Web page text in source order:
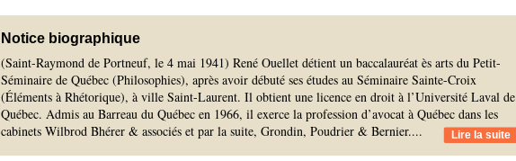
Notice biographique
(Saint-Raymond de Portneuf, le 4 mai 1941) René Ouellet détient un baccalauréat ès arts du Petit-
Séminaire de Québec (Philosophies), après avoir débuté ses études au Séminaire Sainte-Croix
(Éléments à Rhétorique), à ville Saint-Laurent. Il obtient une licence en droit à l’Université Laval de
Québec. Admis au Barreau du Québec en 1966, il exerce la profession d’avocat à Québec dans les
cabinets Wilbrod Bhérer & associés et par la suite, Grondin, Poudrier & Bernier.... Lire la suite